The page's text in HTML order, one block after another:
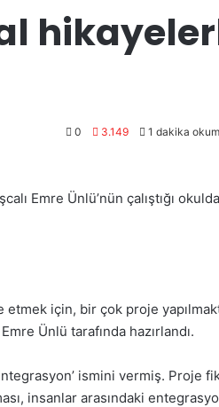
0 3.149 1 dakika
Emre Ünlü’nün çalıştığı
için, bir çok proje
Ünlü tarafında hazırlandı.
ismini vermiş. Proje
insanlar arasındaki